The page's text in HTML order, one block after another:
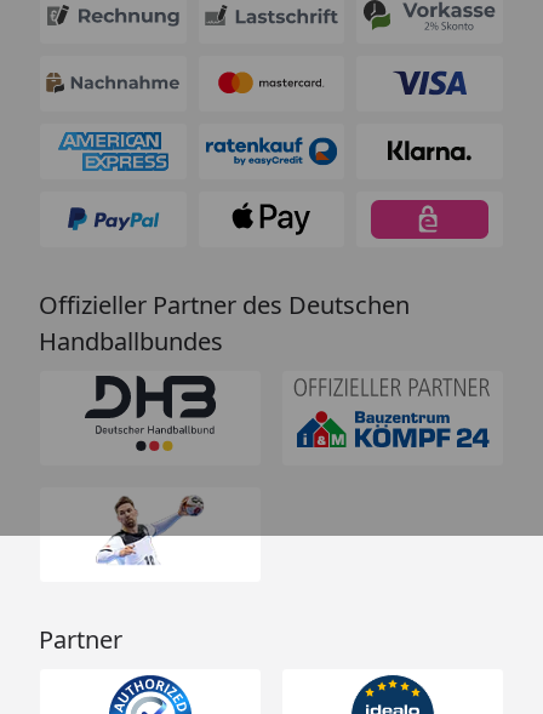
Offizieller Partner des Deutschen
Handballbundes
Partner